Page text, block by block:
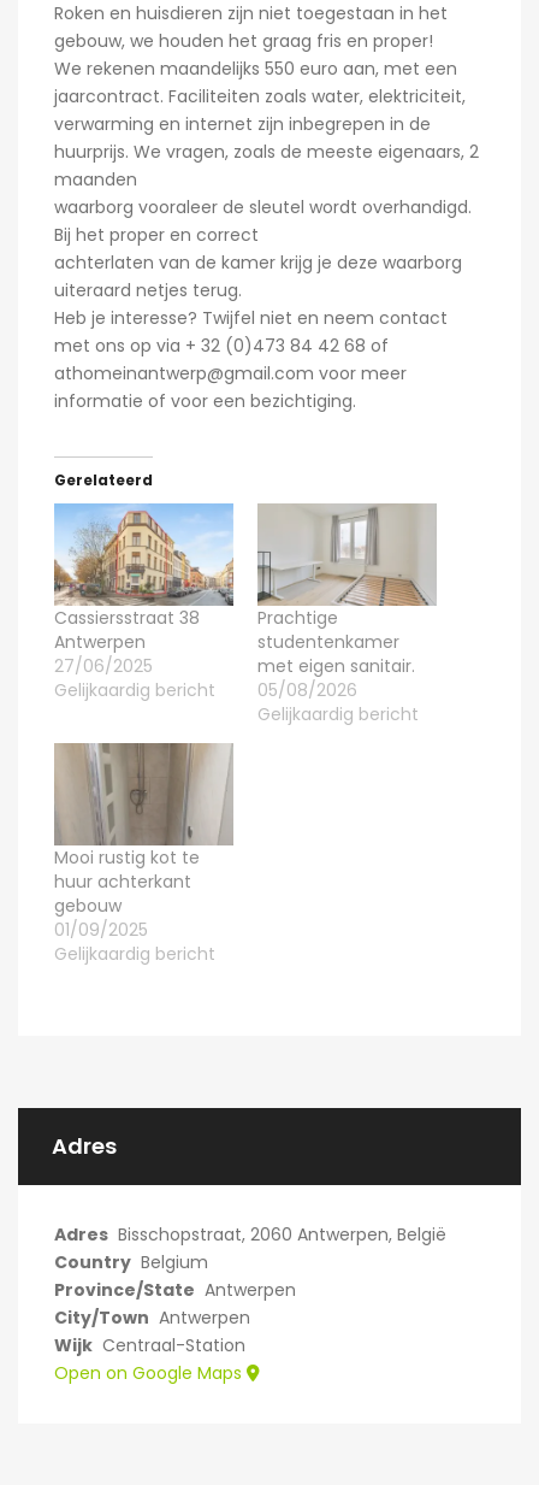
Roken en huisdieren zijn niet toegestaan in het
gebouw, we houden het graag fris en proper!
We rekenen maandelijks 550 euro aan, met een
jaarcontract. Faciliteiten zoals water, elektriciteit,
verwarming en internet zijn inbegrepen in de
huurprijs. We vragen, zoals de meeste eigenaars, 2
maanden
waarborg vooraleer de sleutel wordt overhandigd.
Bij het proper en correct
achterlaten van de kamer krijg je deze waarborg
uiteraard netjes terug.
Heb je interesse? Twijfel niet en neem contact
met ons op via + 32 (0)473 84 42 68 of
athomeinantwerp@gmail.com voor meer
informatie of voor een bezichtiging.
Gerelateerd
Cassiersstraat 38
Antwerpen
27/06/2025
Gelijkaardig bericht
Prachtige
studentenkamer
met eigen sanitair.
05/08/2026
Gelijkaardig bericht
Mooi rustig kot te
huur achterkant
gebouw
01/09/2025
Gelijkaardig bericht
Adres
Adres Bisschopstraat, 2060 Antwerpen, België
Country Belgium
Province/State Antwerpen
City/Town Antwerpen
Wijk Centraal-Station
Open on Google Maps